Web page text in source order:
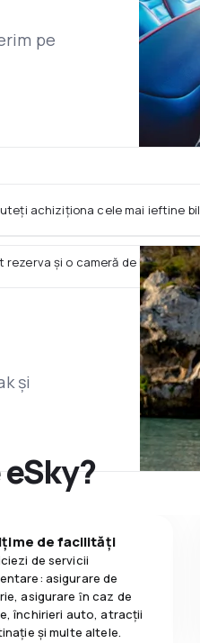
pe
achiziționa cele mai ieftine
rezerva și o cameră de hotel
și
de facilități
de servicii
asigurare de
asigurare ȋn caz de
închirieri auto, atracții
și multe altele.